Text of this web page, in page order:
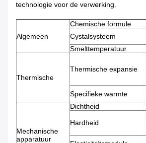
technologie voor de verwerking.
Algemeen
Chemische formule
Cystalsysteem
Smelttemperatuur
Thermische
Thermische expansie
Specifieke warmte
Mechanische
apparatuur
Dichtheid
Hardheid